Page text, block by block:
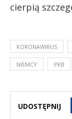
cierpią
KORONAWIRUS
NIEMCY PKB
UDOSTĘPNIJ